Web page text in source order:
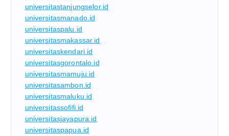
universitastanjungselor.id
universitasmanado.id
universitaspalu.id
universitasmakassar.id
universitaskendari.id
universitasgorontalo.id
universitasmamuju.id
universitasambon.id
universitasmaluku.id
universitassofifi.id
universitasjayapura.id
universitaspapua.id